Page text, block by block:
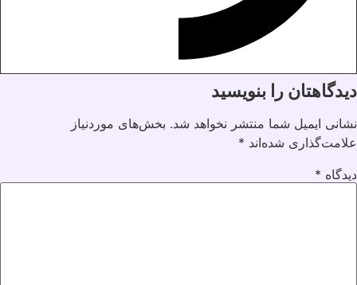
دیدگاهتان را بنویسید
نشانی ایمیل شما منتشر نخواهد شد. بخش‌های موردنیاز
علامت‌گذاری شده‌اند *
دیدگاه *